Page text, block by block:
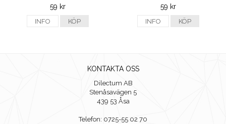
59 kr
INFO KÖP
59 kr
INFO KÖP
KONTAKTA OSS
Dilectum AB
Stenåsavägen 5
439 53 Åsa
Telefon: 0725-55 02 70